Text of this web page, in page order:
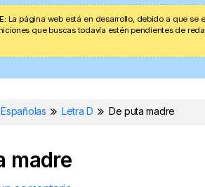
La página web está en desarrollo, debido a que
que buscas todavía estén pendientes de
Letra D De puta madre
madre